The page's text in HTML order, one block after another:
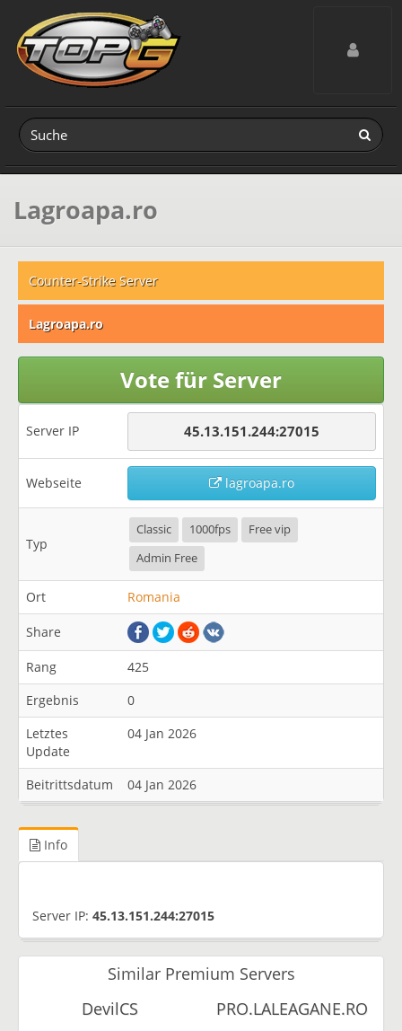
Toggle
Lagroapa.ro
Counter-Strike Server
Lagroapa.ro
Vote für Server
Server IP 45.13.151.244:27015
Webseite lagroapa.ro
Typ
Classic 1000fps
Free vip
Admin Free
Ort Romania
Share
Rang
425
Ergebnis
0
Letztes
Update
04 Jan 2026
Beitrittsdatum 04 Jan 2026
Info
Server IP: 45.13.151.244:27015
Similar Premium Servers
DevilCS
PRO.LALEAGANE.RO